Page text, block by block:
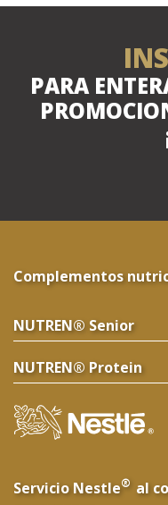
PARA
Complementos
NUTREN® Senior
NUTREN® Protein
Servicio Nestle® al